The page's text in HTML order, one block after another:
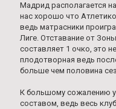
Мадрид располагается
нас хорошо что
ведь матрасники
Лиге. Отставание от
составляет 1 очко, это
плодотворная ведь
больше чем половина
К большому сожалению
составом, ведь весь